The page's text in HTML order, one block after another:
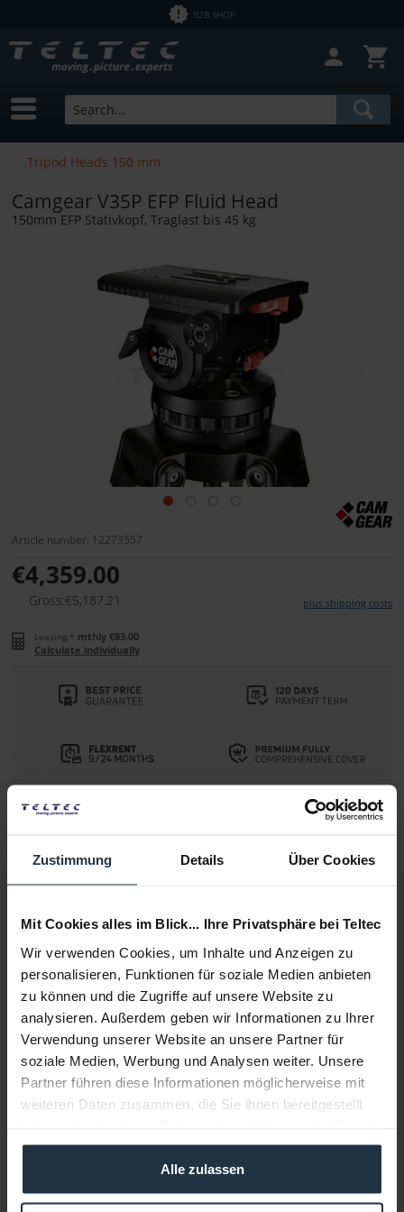
Zustimmung Details Über Cookies
Mit Cookies alles im Blick... Ihre Privatsphäre bei Teltec
Wir verwenden Cookies, um Inhalte und Anzeigen zu
personalisieren, Funktionen für soziale Medien anbieten
zu können und die Zugriffe auf unsere Website zu
analysieren. Außerdem geben wir Informationen zu Ihrer
Verwendung unserer Website an unsere Partner für
soziale Medien, Werbung und Analysen weiter. Unsere
Partner führen diese Informationen möglicherweise mit
weiteren Daten zusammen, die Sie ihnen bereitgestellt
gesammelt haben.
Alle zulassen
B2B SHOP
Tripod Heads 150 mm
Camgear V35P EFP Fluid Head
150mm EFP Stativkopf, Traglast bis 45 kg
Article number: 12273557
€4,359.00
Gross:€5,187.21 plus shipping costs
Leasing:* mthly €83.00
Calculate individually
Delivery time:
Alternatives in stock Add to wishlist
Description
Der Camgear V35P EFP Fluid-Kopf ermöglicht mit seinen
acht wählbaren Schwenk- und... more
Accessories
10
Accessories and recommendations
In Stock
Brands
from €4.16 to€41858.00